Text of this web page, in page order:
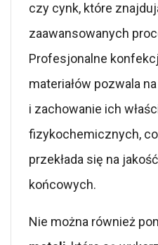
czy cynk, które
zaawansowanych
Profesjonalne
materiałów pozwala
i zachowanie ich
fizykochemicznych,
przekłada się na
końcowych.
Nie można również